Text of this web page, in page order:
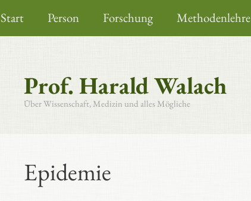
Inhalt
springen
Start Person Forschung Methodenlehre
Prof. Harald Walach
Über Wissenschaft, Medizin und alles Mögliche
Epidemie